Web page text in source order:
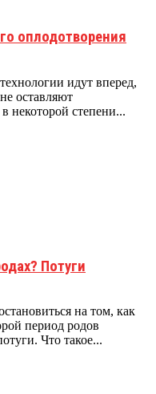
оплодотворения
идут вперед,
оставляют
некоторой степени...
Потуги
на том, как
период родов
Что такое...